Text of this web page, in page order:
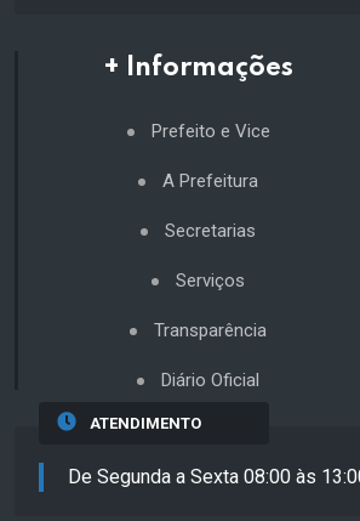
+ Informações
Prefeito e Vice
A Prefeitura
Secretarias
Serviços
Transparência
Diário Oficial
ATENDIMENTO
De Segunda a Sexta 08:00 às